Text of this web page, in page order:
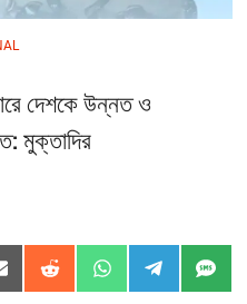
দেশকে উন্নত ও
মুক্তাদির
Share
on
E
m
Share
on
R
e
Share
on
W
h
Share
on
e
on
S
M